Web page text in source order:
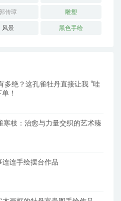
传璋 雕塑
风景 黑色手绘
多绝？这孔雀牡丹直接让我 “哇
！
寒枝：治愈与力量交织的艺术臻
连连手绘摆台作品